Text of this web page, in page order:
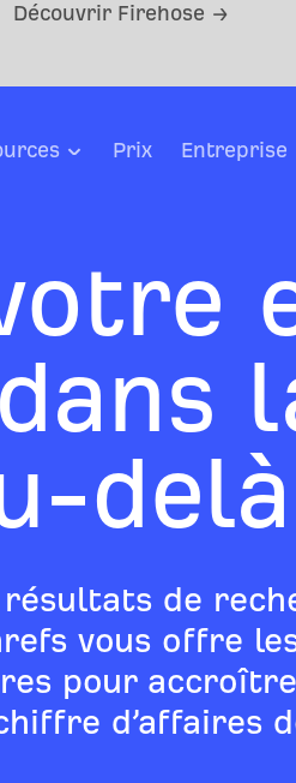
Découvrir Firehose →
Prix Entreprise
delà
de
vous offre
pour
d’affaires